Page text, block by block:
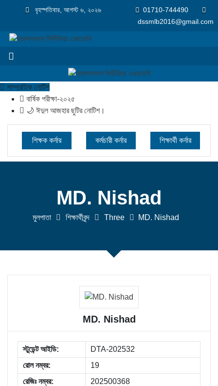
বৃহস্পতিবার, আগস্ট ৬, ২০২৬
01710-744490
dssmlb2016@gmail.com
সাম্প্রতিক নোটিশ
বার্ষিক পরীক্ষা-২০২৫
🌙 ঈদুল আজহার ছুটির নোটিশ।
শিক্ষক কর্নার কর্মচারী কর্নার শিক্ষার্থী কর্নার
MD. Nishad
মুলপাতা শিক্ষার্থীবৃন্দ Three MD. Nishad
MD. Nishad
স্টুডেন্ট আইডি:
DTA-202532
রোল নম্বর:
19
রেজিঃ নম্বর:
202500368